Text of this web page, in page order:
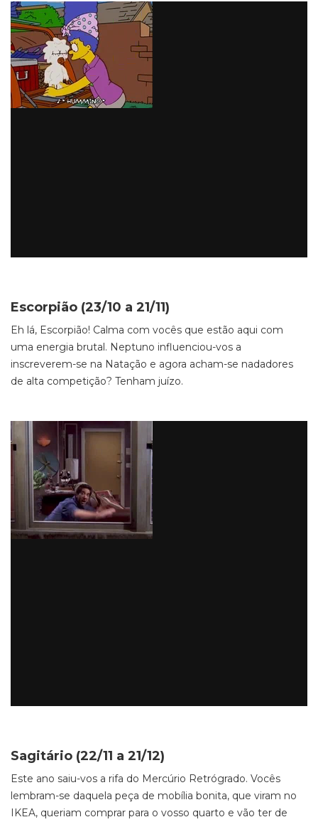
Escorpião (23/10 a 21/11)
Eh lá, Escorpião! Calma com vocês que estão aqui com
uma energia brutal. Neptuno influenciou-vos a
inscreverem-se na Natação e agora acham-se nadadores
de alta competição? Tenham juízo.
Sagitário (22/11 a 21/12)
Este ano saiu-vos a rifa do Mercúrio Retrógrado. Vocês
lembram-se daquela peça de mobília bonita, que viram no
IKEA, queriam comprar para o vosso quarto e vão ter de